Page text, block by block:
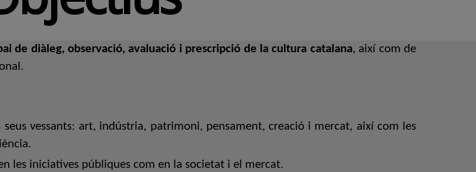
de diàleg, observació, avaluació i prescripció de la cultura catalana, així com de
vessants: art, indústria, patrimoni, pensament, creació i mercat, així com les
les iniciatives públiques com en la societat i el mercat.